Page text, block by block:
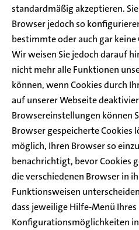
standardmäßig akzeptieren.
Browser jedoch so
bestimmte oder auch gar
Wir weisen Sie jedoch darauf
nicht mehr alle Funktionen
können, wenn Cookies durch
auf unserer Webseite
Browsereinstellungen können
Browser gespeicherte Cookies
möglich, Ihren Browser so
benachrichtigt, bevor Cookies
die verschiedenen Browser in
Funktionsweisen
dass jeweilige Hilfe-Menü
Konfigurationsmöglichkeiten